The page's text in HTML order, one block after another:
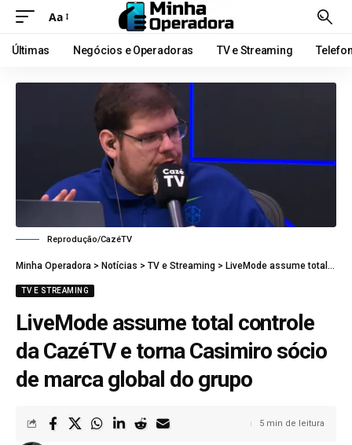
Aa
Últimas Negócios e Operadoras TV e Streaming
Reprodução/CazéTV
Minha Operadora > Notícias > TV e Streaming > LiveMode assume total controle da CazéTV e torna Casimiro sócio de marca global do grupo
TV E STREAMING
LiveMode assume total controle
da CazéTV e torna Casimiro sócio
de marca global do grupo
5 min de leitura